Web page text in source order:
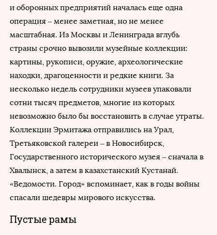
и оборонных предприятий началась еще одна
операция – менее заметная, но не менее
масштабная. Из Москвы и Ленинграда вглубь
страны срочно вывозили музейные коллекции:
картины, рукописи, оружие, археологические
находки, драгоценности и редкие книги. За
несколько недель сотрудники музеев упаковали
сотни тысяч предметов, многие из которых
невозможно было бы восстановить в случае утраты.
Коллекции Эрмитажа отправились на Урал,
Третьяковской галереи – в Новосибирск,
Государственного исторического музея – сначала в
Хвалынск, а затем в казахстанский Кустанай.
«Ведомости. Город» вспоминает, как в годы войны
спасали шедевры мирового искусства.
Пустые рамы